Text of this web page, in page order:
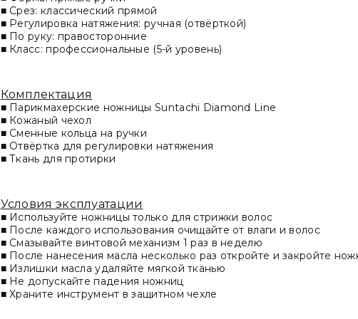
■ Срез: классический прямой
■ Регулировка натяжения: ручная (отвёрткой)
■ По руку: правосторонние
■ Класс: профессиональные (5-й уровень)
Комплектация
■ Парикмахерские ножницы Suntachi Diamond Line
■ Кожаный чехол
■ Сменные кольца на ручки
■ Отвёртка для регулировки натяжения
■ Ткань для протирки
Условия эксплуатации
■ Используйте ножницы только для стрижки волос
■ После каждого использования очищайте от влаги и волос
■ Смазывайте винтовой механизм 1 раз в неделю
■ После нанесения масла несколько раз откройте и закройте
■ Излишки масла удаляйте мягкой тканью
■ Не допускайте падения ножниц
■ Храните инструмент в защитном чехле